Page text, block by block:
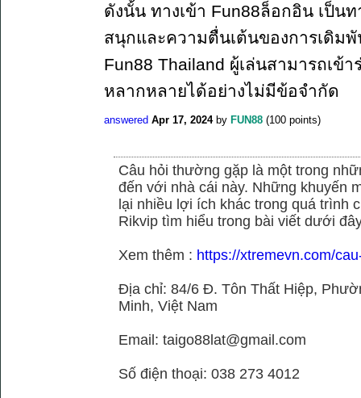
ดังนั้น ทางเข้า Fun88ล็อกอิน เป็น
สนุกและความตื่นเต้นของการเดิม
Fun88 Thailand ผู้เล่นสามารถเข้
หลากหลายได้อย่างไม่มีข้อจำกัด
answered Apr 17, 2024 by FUN88 (100 points)
Câu hỏi thường gặp là một trong
đến với nhà cái này. Những khuyến
lại nhiều lợi ích khác trong quá trình
Rikvip tìm hiểu trong bài viết dưới
Xem thêm : https://xtremevn.com/
Địa chỉ: 84/6 Đ. Tôn Thất Hiệp,
Minh, Việt Nam
Email: taigo88lat@gmail.com
Số điện thoại: 038 273 4012